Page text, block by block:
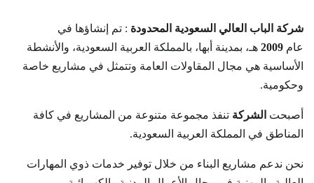
شركة الباب العالي السعودية المحدودة : تم إنشاؤها في
عام 2009 هـ، بمدينة أبها، بالمملكة العربية السعودية، والأنشطة
الأساسية هي مجال المقاولات العامة وتتمثل في مشاريع خاصة
وحكومية.
أصبحت الشركة تنفذ مجموعة متنوعة من المشاريع في كافة
المناطق في المملكة العربية السعودية.
نحن ندعم مشاريع البناء من خلال توفير خدمات ذوي المهارات